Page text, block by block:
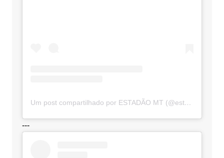
Um post compartilhado por ESTADÃO MT (@estadaomt)
---